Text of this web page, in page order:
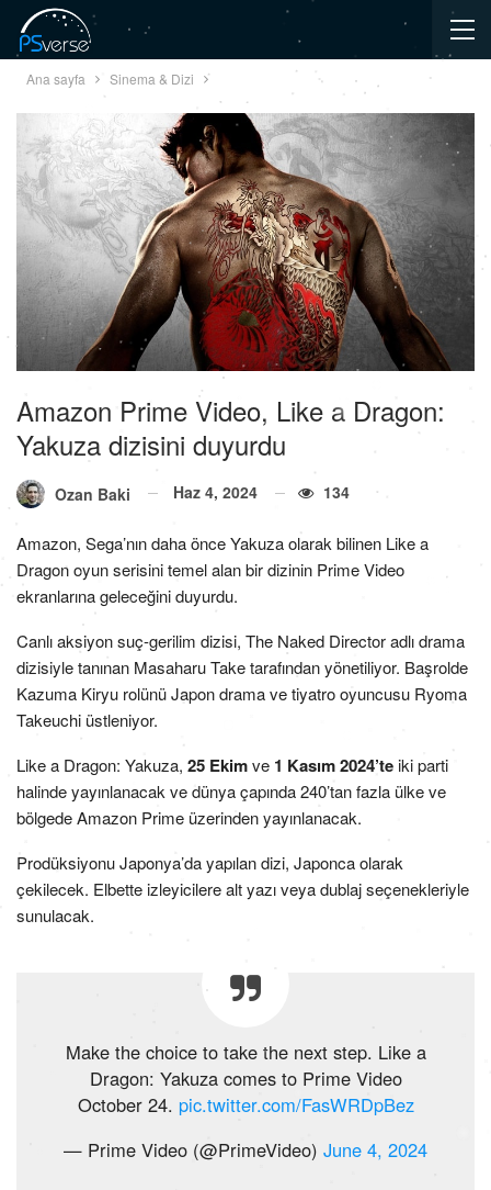
Ana sayfa Sinema & Dizi
Amazon Prime Video, Like a Dragon:
Yakuza dizisini duyurdu
Ozan Baki Haz 4, 2024 134
Amazon, Sega’nın daha önce Yakuza olarak bilinen Like a
Dragon oyun serisini temel alan bir dizinin Prime Video
ekranlarına geleceğini duyurdu.
Canlı aksiyon suç-gerilim dizisi, The Naked Director adlı drama
dizisiyle tanınan Masaharu Take tarafından yönetiliyor. Başrolde
Kazuma Kiryu rolünü Japon drama ve tiyatro oyuncusu Ryoma
Takeuchi üstleniyor.
Like a Dragon: Yakuza, 25 Ekimve 1 Kasım 2024’teiki parti
halinde yayınlanacak ve dünya çapında 240’tan fazla ülke ve
bölgede Amazon Prime üzerinden yayınlanacak.
Prodüksiyonu Japonya’da yapılan dizi, Japonca olarak
çekilecek. Elbette izleyicilere alt yazı veya dublaj seçenekleriyle
sunulacak.
Make the choice to take the next step. Like a
Dragon: Yakuza comes to Prime Video
October 24. pic.twitter.com/FasWRDpBez
— Prime Video (@PrimeVideo) June 4, 2024